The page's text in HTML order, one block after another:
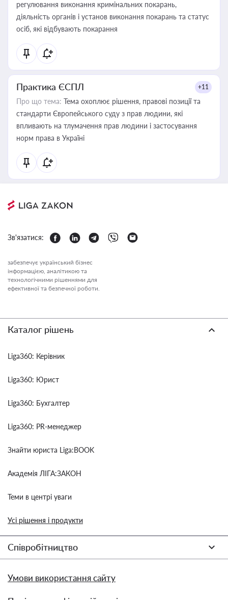
регулювання виконання кримінальних покарань,
діяльність органів і установ виконання покарань та статус
осіб, які відбувають покарання
Практика ЄСПЛ +11
Про що тема: Тема охоплює рішення, правові позиції та
стандарти Європейського суду з прав людини, які
впливають на тлумачення прав людини і застосування
норм права в Україні
Зв'язатися:
забезпечує український бізнес
інформацією, аналітикою та
технологічними рішеннями для
ефективної та безпечної роботи.
Каталог рішень
Liga360: Керівник
Liga360: Юрист
Liga360: Бухгалтер
Liga360: PR-менеджер
Знайти юриста Liga:BOOK
Академія ЛІГА:ЗАКОН
Теми в центрі уваги
Усі рішення і продукти
Співробітництво
Умови використання сайту